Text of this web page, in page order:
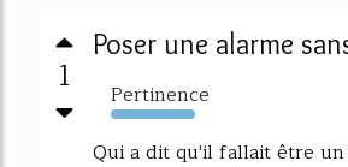
1
Poser une alarme
Pertinence
4274%
Qui a dit qu'il fallait être